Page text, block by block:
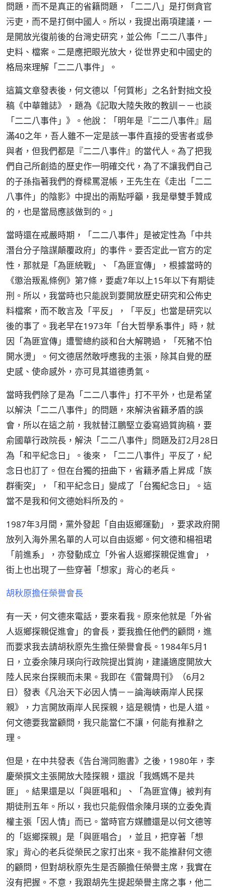
問題，而不是真正的省籍問題，「二二八」是打倒貪官
污吏，而不是打倒中國人。所以，我提出兩項建議，一
是開放光復前後的台灣史研究，並公佈「二二八事件」
史料、檔案。二是應把眼光放大，從世界史和中國史的
格局來理解「二二八事件」。
這篇文章發表後，何文德以「何質彬」之名針對拙文投
稿《中華雜誌》，題為《記取大陸失敗的教訓－－也談
「二二八事件」》。他說：「明年是『二二八事件』屆
滿40之年，吾人雖不一定是該一事件直接的受害者或參
與者，但我們都是『二二八事件』的當代人。為了把我
們自己所創造的歷史作一明確交代，為了不讓我們自己
的子孫指著我們的脊樑罵混帳，王先生在《走出「二二
八事件」的陰影》中提出的兩點呼籲，我是舉雙手贊成
的，也是當局應該做到的。」
當時還在戒嚴時期，「二二八事件」是被定性為「中共
潛台分子陰謀顛覆政府」的事件。要否定此一官方的定
性，那就是「為匪統戰」、「為匪宣傳」，根據當時的
《懲治叛亂條例》第7條，要處7年以上15年以下有期徒
刑。所以，我當時也只能說到要開放歷史研究和公佈史
料檔案，而不敢言及「平反」，「平反」也當是研究以
後的事了。我老早在1973年「台大哲學系事件」時，就
因「為匪宣傳」遭警總約談和台大解聘過，「死豬不怕
開水燙」。何文德居然敢呼應我的主張，除其自覺的歷
史感、使命感外，亦可見其道德勇氣。
當時我們除了是為「二二八事件」打不平外，也是希望
以解決「二二八事件」的問題，來解決省籍矛盾的誤
會，所以在這之前，我就替江鵬堅立委寫過質詢稿，要
俞國華行政院長，解決「二二八事件」問題及訂2月28日
為「和平紀念日」。後來，「二二八事件」平反了，紀
念日也訂了。但在台獨的扭曲下，省籍矛盾上昇成「族
群衝突」，「和平紀念日」變成了「台獨紀念日」。這
當不是我和何文德始料所及的。
1987年3月間，黨外發起「自由返鄉運動」，要求政府開
放列入海外黑名單的人可以自由返鄉。何文德和楊祖珺
「前進系」，亦發動成立「外省人返鄉探親促進會」，
街上也出現了一些穿著「想家」背心的老兵。
胡秋原擔任榮譽會長
有一天，何文德來電話，要來看我。原來他就是「外省
人返鄉探親促進會」的會長，要我擔任他們的顧問，進
而要求我去請胡秋原先生擔任榮譽會長。1984年5月1
日，立委余陳月瑛向行政院提出質詢，建議適度開放大
陸人民來台探親而未果。我即在《雷聲周刊》（6月2
日）發表《凡治天下必因人情－－論海峽兩岸人民探
親》，力言開放兩岸人民探親，這是親情，也是人道。
何文德要我當顧問，我只能當仁不讓，何能有推辭之
理。
但是，在中共發表《告台灣同胞書》之後，1980年，李
慶榮撰文主張開放大陸探親，還說「我媽媽不是共
匪」。結果還是以「與匪唱和」、「為匪宣傳」被判有
期徒刑五年。所以，我也只能假借余陳月瑛的立委免責
權主張「因人情」而已。當時官方媒體還是以何文德等
的「返鄉探親」是「與匪唱合」，並且，把穿著「想
家」背心的老兵從榮民之家打出來。我不能推辭何文德
的顧問，但對胡秋原先生是否願擔任榮譽主席，我實在
沒有把握。不意，我跟胡先生提起榮譽主席之事，他二